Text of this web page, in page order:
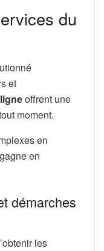
du
et
offrent une
moment.
en
en
démarches
les